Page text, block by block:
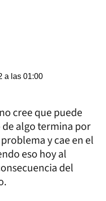
a las 01:00
cree que puede
algo termina por
y cae en el
eso hoy al
del